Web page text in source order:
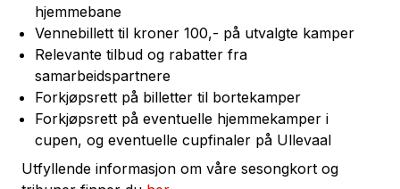
hjemmebane
Vennebillett til kroner 100,- på utvalgte kamper
Relevante tilbud og rabatter fra
samarbeidspartnere
Forkjøpsrett på billetter til bortekamper
Forkjøpsrett på eventuelle hjemmekamper i
cupen, og eventuelle cupfinaler på Ullevaal
Utfyllende informasjon om våre sesongkort og